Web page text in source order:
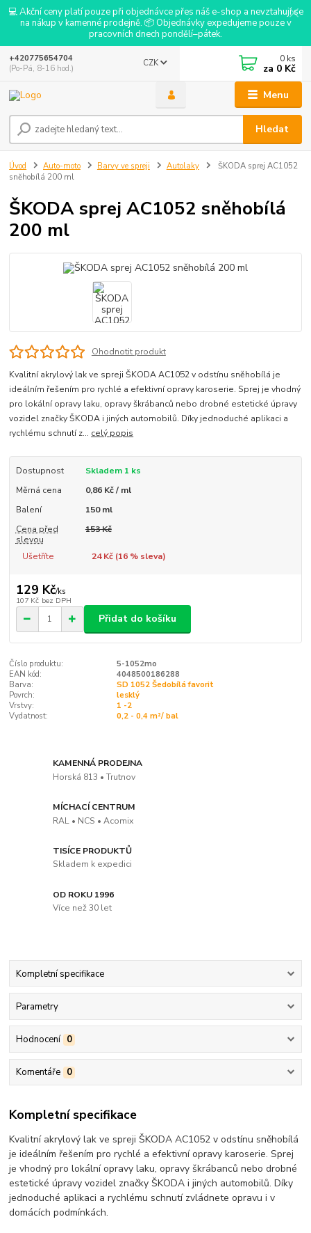
💻 Akční ceny platí pouze při objednávce přes náš e-shop a nevztahují se
na nákup v kamenné prodejně. 📦 Objednávky expedujeme pouze v
pracovních dnech pondělí–pátek.
Menu
CZK
Hledat
+420775654704
(Po-Pá, 8-16 hod.)
0 ks
za 0 Kč
Úvod Auto-moto Barvy ve spreji Autolaky
ŠKODA sprej AC1052
sněhobílá 200 ml
ŠKODA sprej AC1052 sněhobílá
200 ml
Ohodnotit produkt
Kvalitní akrylový lak ve spreji ŠKODA AC1052 v odstínu sněhobílá je
ideálním řešením pro rychlé a efektivní opravy karoserie. Sprej je vhodný
pro lokální opravy laku, opravy škrábanců nebo drobné estetické úpravy
vozidel značky ŠKODA i jiných automobilů. Díky jednoduché aplikaci a
rychlému schnutí z... celý popis
Dostupnost
Skladem 1 ks
Měrná cena
0,86 Kč / ml
Balení
150 ml
Cena před
slevou
153 Kč
Ušetříte 24 Kč (16% sleva)
129 Kč/ks
107 Kč bez DPH
Přidat do košíku
Číslo produktu:
5-1052mo
EAN kód:
4048500186288
Barva:
SD 1052 Šedobílá favorit
Povrch:
lesklý
Vrstvy:
1 -2
Vydatnost:
0,2 - 0,4 m²/ bal
KAMENNÁ PRODEJNA
Horská 813 • Trutnov
MÍCHACÍ CENTRUM
RAL • NCS • Acomix
TISÍCE PRODUKTŮ
Skladem k expedici
OD ROKU 1996
Více než 30 let
Kompletní specifikace
Parametry
Hodnocení 0
Komentáře 0
Kompletní specifikace
Kvalitní akrylový lak ve spreji ŠKODA AC1052 v odstínu sněhobílá
je ideálním řešením pro rychlé a efektivní opravy karoserie. Sprej
je vhodný pro lokální opravy laku, opravy škrábanců nebo drobné
estetické úpravy vozidel značky ŠKODA i jiných automobilů. Díky
jednoduché aplikaci a rychlému schnutí zvládnete opravu i v
domácích podmínkách.